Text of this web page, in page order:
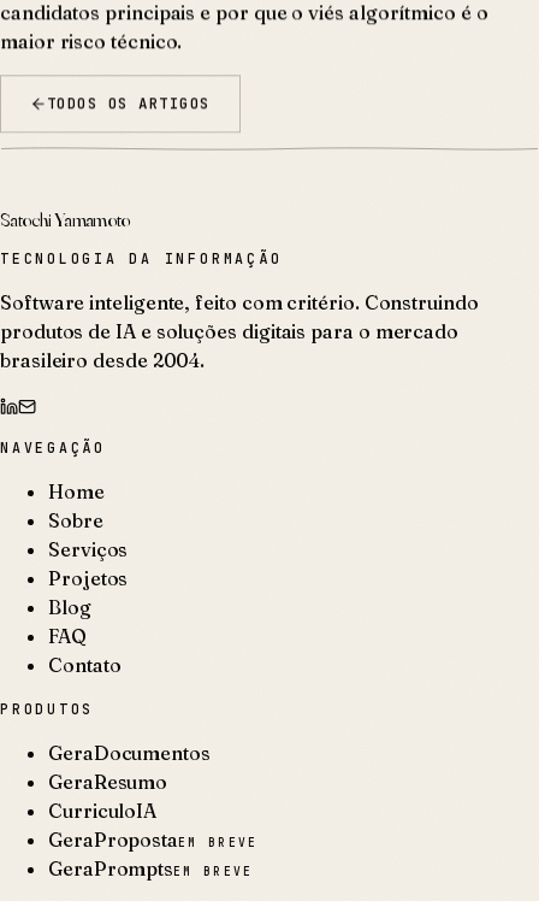
candidatos principais e por que o viés algorítmico é o
maior risco técnico.
TODOS OS ARTIGOS
Satochi Yamamoto
TECNOLOGIA DA INFORMAÇÃO
Software inteligente, feito com critério. Construindo
produtos de IA e soluções digitais para o mercado
brasileiro desde 2004.
NAVEGAÇÃO
Home
Sobre
Serviços
Projetos
Blog
FAQ
Contato
PRODUTOS
GeraDocumentos
GeraResumo
CurriculoIA
GeraPropostaEM BREVE
GeraPromptsEM BREVE